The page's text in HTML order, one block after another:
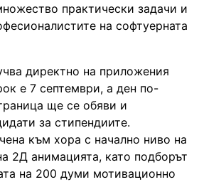
практически задачи и
на софтуерната
директно на приложения
е 7 септември, а ден по-
ще се обяви и
за стипендиите.
към хора с начално ниво на
2Д анимацията, като подборът
на 200 думи мотивационно